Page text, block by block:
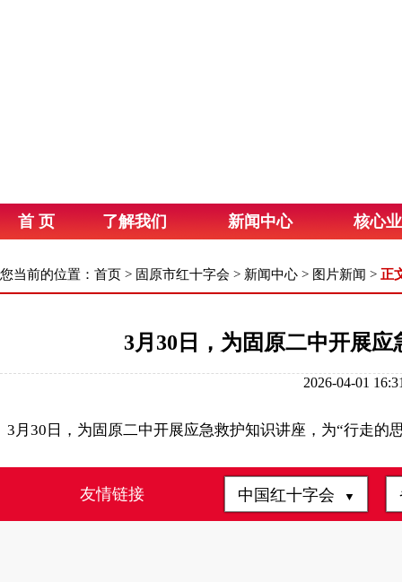
首 页 了解我们 新闻中心 核心
您当前的位置： 首页 > 固原市红十字会 > 新闻中心 > 图片新闻 > 正
3月30日，为固原二中开展
2026-04-01
3月30日，为固原二中开展应急救护知识讲座，为“行走的
友情链接 中国红十字会 ▼